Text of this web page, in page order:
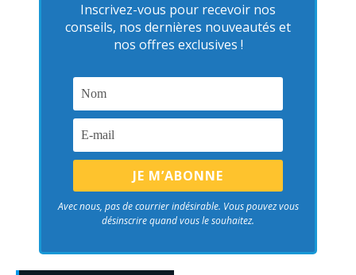
Inscrivez-vous pour recevoir nos
conseils, nos dernières nouveautés et
nos offres exclusives !
Avec nous, pas de courrier indésirable. Vous pouvez vous
désinscrire quand vous le souhaitez.